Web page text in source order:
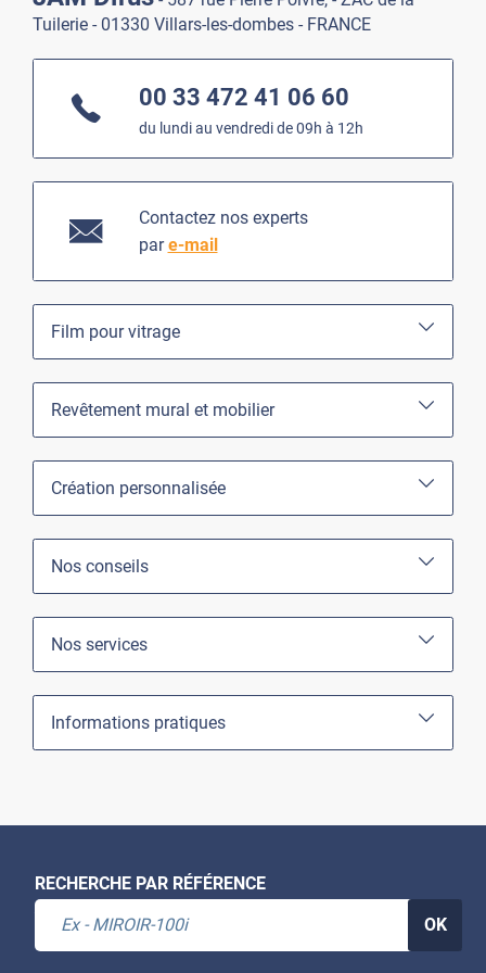
Tuilerie - 01330 Villars-les-dombes - FRANCE
00 33 472 41 06 60
du lundi au vendredi de 09h à 12h
Contactez nos experts
pare-mail
Film pour vitrage
Revêtement mural et mobilier
Création personnalisée
Nos conseils
Nos services
Informations pratiques
RECHERCHE PAR RÉFÉRENCE
OK